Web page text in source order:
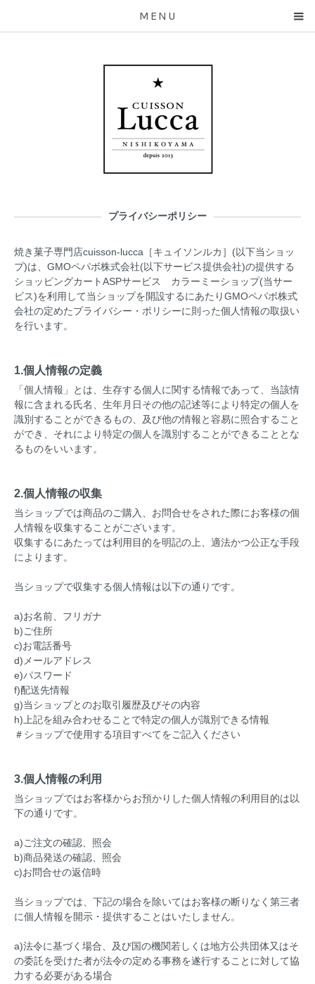
MENU
プライバシーポリシー
焼き菓子専門店cuisson-lucca［キュイソンルカ］(以下当ショッ
プ)は、 GMOペパボ株式会社(以下サービス提供会社)の提供する
ショッピングカートASPサービス カラーミーショップ(当サー
ビス)を利用して当ショップを開設するにあたりGMOペパボ株式
会社の定めたプライバシー・ポリシーに則った個人情報の取扱い
を行います。
1.個人情報の定義
「個人情報」とは、生存する個人に関する情報であって、当該情
報に含まれる氏名、生年月日その他の記述等により特定の個人を
識別することができるもの、及び他の情報と容易に照合すること
ができ、それにより特定の個人を識別することができることとな
るものをいいます。
2.個人情報の収集
当ショップでは商品のご購入、お問合せをされた際にお客様の個
人情報を収集することがございます。
収集するにあたっては利用目的を明記の上、適法かつ公正な手段
によります。
当ショップで収集する個人情報は以下の通りです。
a)お名前、フリガナ
b)ご住所
c)お電話番号
d)メールアドレス
e)パスワード
f)配送先情報
g)当ショップとのお取引履歴及びその内容
h)上記を組み合わせることで特定の個人が識別できる情報
＃ショップで使用する項目すべてをご記入ください
3.個人情報の利用
当ショップではお客様からお預かりした個人情報の利用目的は以
下の通りです。
a)ご注文の確認、照会
b)商品発送の確認、照会
c)お問合せの返信時
当ショップでは、下記の場合を除いてはお客様の断りなく第三者
に個人情報を開示・提供することはいたしません。
a)法令に基づく場合、及び国の機関若しくは地方公共団体又はそ
の委託を受けた者が法令の定める事務を遂行することに対して協
力する必要がある場合